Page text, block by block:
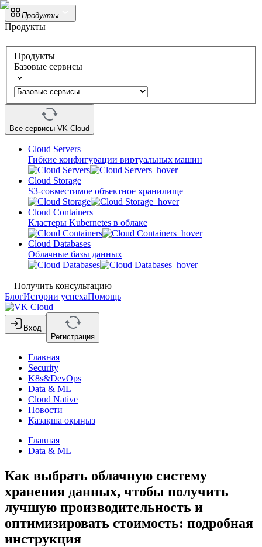
Продукты
Продукты
Продукты
Базовые сервисы
Все сервисы VK Cloud
Cloud Servers
Гибкие конфигурации виртуальных машин
Cloud Storage
S3-совместимое объектное хранилище
Cloud Containers
Кластеры Kubernetes в облаке
Cloud Databases
Облачные базы данных
Получить консультацию
БлогИстории успехаПомощь
Вход
Регистрация
Главная
Security
K8s&DevOps
Data & ML
Cloud Native
Новости
Қазақша оқыңыз
Главная
Data & ML
Как выбрать облачную систему
хранения данных, чтобы получить
лучшую производительность и
оптимизировать стоимость: подробная
инструкция